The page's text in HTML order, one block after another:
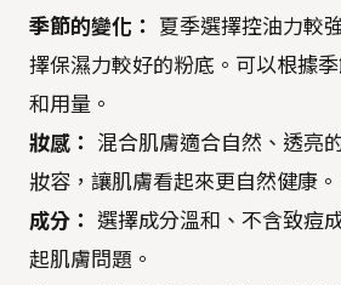
季節的變化：
夏季選擇控油力較
擇保濕力較好的粉底。可以根據
和用量。
妝感：
混合肌膚適合自然、透亮
妝容，讓肌膚看起來更自然健康。
成分：
選擇成分溫和、不含致痘
起肌膚問題。